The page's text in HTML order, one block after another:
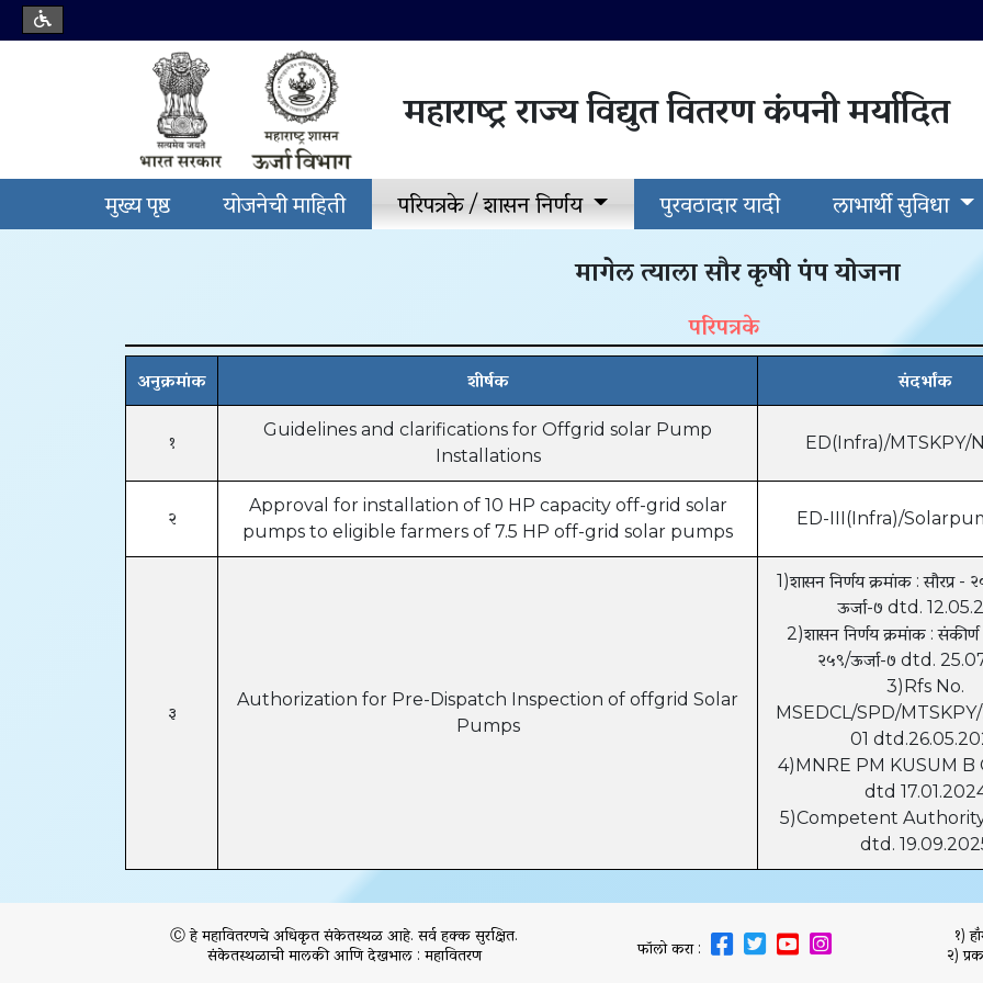
महाराष्ट्र राज्य विद्युत वितरण कंपनी मर्यादित
मुख्य पृष्ठ योजनेची माहिती परिपत्रके / शासन निर्णय पुरवठादार यादी लाभार्थी सुविधा
मागेल त्याला सौर कृषी पंप योजना
परिपत्रके
अनुक्रमांक शीर्षक संदर्भांक
१
Guidelines and clarifications for Offgrid solar Pump
Installations
ED(Infra)/MTSKPY/
२
Approval for installation of 10 HP capacity off-grid solar
pumps to eligible farmers of 7.5 HP off-grid solar pumps
ED-III(Infra)/
३
Authorization for Pre-Dispatch Inspection of offgrid Solar
Pumps
1)शासन निर्णय क्रमांक : सौरप्र -
ऊर्जा-७ dtd.
2)शासन निर्णय क्रमांक : संकीर्ण
२५९/ऊर्जा-७ dtd.
3)Rfs No.
MSEDCL/SPD/
01
4)MNRE PM KUSUM B
dtd
5)Competent
dtd.
Ⓒ हे महावितरणचे अधिकृत संकेतस्थळ आहे. सर्व हक्क सुरक्षित.
संकेतस्थळाची मालकी आणि देखभाल : महावितरण
फॉलो करा :
१)
२)